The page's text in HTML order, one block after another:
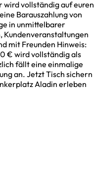
vollständig auf euren
Barauszahlung von
in unmittelbarer
Kundenveranstaltungen
mit Freunden Hinweis:
€ wird vollständig als
fällt eine einmalige
an. Jetzt Tisch sichern
Aladin erleben